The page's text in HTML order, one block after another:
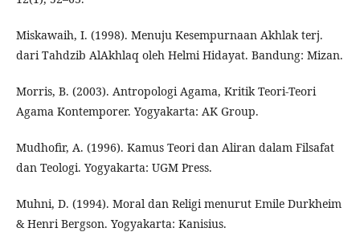
Miskawaih, I. (1998). Menuju Kesempurnaan Akhlak terj.
dari Tahdzib AlAkhlaq oleh Helmi Hidayat. Bandung: Mizan.
Morris, B. (2003). Antropologi Agama, Kritik Teori-Teori
Agama Kontemporer. Yogyakarta: AK Group.
Mudhofir, A. (1996). Kamus Teori dan Aliran dalam Filsafat
dan Teologi. Yogyakarta: UGM Press.
Muhni, D. (1994). Moral dan Religi menurut Emile Durkheim
& Henri Bergson. Yogyakarta: Kanisius.